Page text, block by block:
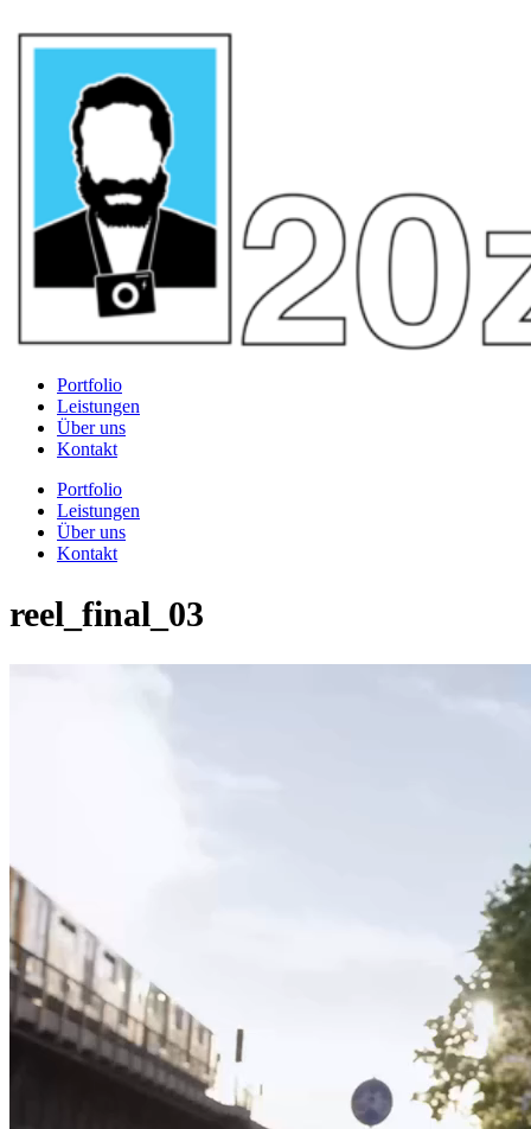
Portfolio
Leistungen
Über uns
Kontakt
Portfolio
Leistungen
Über uns
Kontakt
reel_final_03